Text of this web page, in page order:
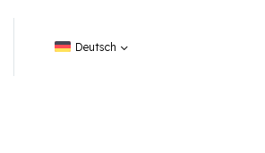
Deutsch